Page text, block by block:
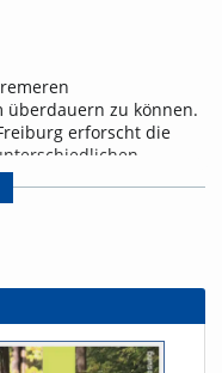
überdauern zu können.
erforscht die
und damit den
sollen helfen,